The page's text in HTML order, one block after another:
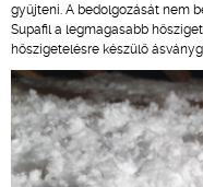
gyűjteni. A bedolgozását nem
Supafil a legmagasabb
hőszigetelésre készülő